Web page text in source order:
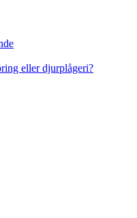
eller djurplågeri?